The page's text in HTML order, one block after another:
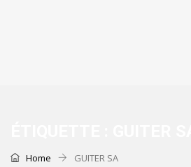
Home GUITER SA